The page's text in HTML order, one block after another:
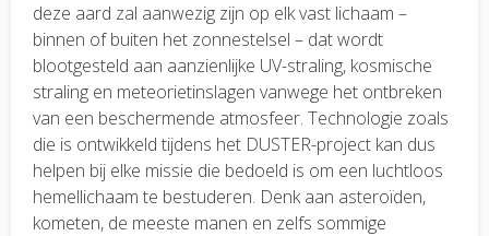
deze aard zal aanwezig zijn op elk vast lichaam –
binnen of buiten het zonnestelsel – dat wordt
blootgesteld aan aanzienlijke UV-straling, kosmische
straling en meteorietinslagen vanwege het ontbreken
van een beschermende atmosfeer. Technologie zoals
die is ontwikkeld tijdens het DUSTER-project kan dus
helpen bij elke missie die bedoeld is om een luchtloos
hemellichaam te bestuderen. Denk aan asteroïden,
kometen, de meeste manen en zelfs sommige